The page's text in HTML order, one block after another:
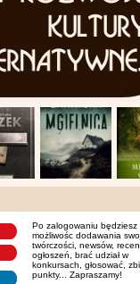
Po zalogowaniu będziesz
możliwośc dodawania
twórczości, newsów,
ogłoszeń, brać udział w
konkursach, głosować,
punkty... Zapraszamy!